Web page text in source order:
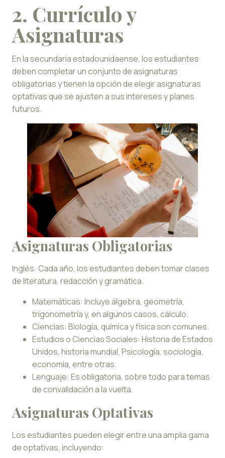
2. Currículo y
Asignaturas
En la secundaria estadounidaense, los estudiantes
deben completar un conjunto de asignaturas
obligatorias y tienen la opción de elegir asignaturas
optativas que se ajusten a sus intereses y planes
futuros.
Asignaturas Obligatorias
Inglés: Cada año, los estudiantes deben tomar clases
de literatura, redacción y gramática.
Matemáticas: Incluye álgebra, geometría,
trigonometría y, en algunos casos, cálculo.
Ciencias: Biología, química y física son comunes.
Estudios o Ciencias Sociales: Historia de Estados
Unidos, historia mundial, Psicología, sociología,
economía, entre otras.
Lenguaje: Es obligatoria, sobre todo para temas
de convalidación a la vuelta.
Asignaturas Optativas
Los estudiantes pueden elegir entre una amplia gama
de optativas, incluyendo: